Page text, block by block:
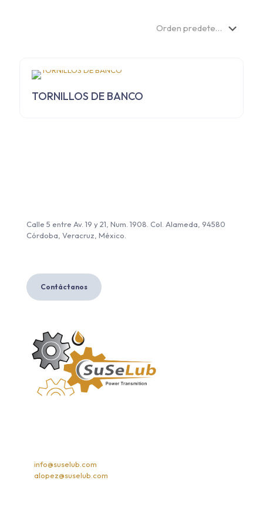
TORNILLOS DE BANCO
Calle 5 entre Av. 19 y 21, Num. 1908. Col. Alameda, 94580
Córdoba, Veracruz, México.
Contáctanos
info@suselub.com
alopez@suselub.com